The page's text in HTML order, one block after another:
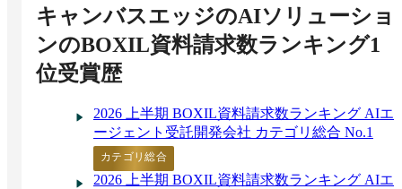
キャンバスエッジのAIソリューショ
ンのBOXIL資料請求数ランキング1
位受賞歴
2026 上半期 BOXIL資料請求数ランキング AIエ
ージェント受託開発会社 カテゴリ総合 No.1
カテゴリ総合
2026 上半期 BOXIL資料請求数ランキング AIエ